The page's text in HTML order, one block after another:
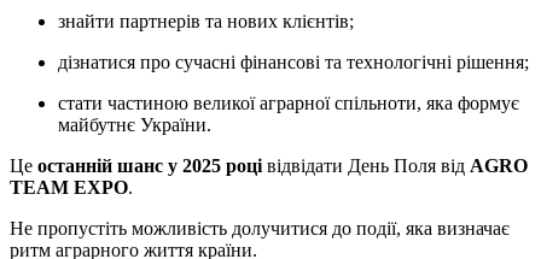
знайти партнерів та нових клієнтів;
дізнатися про сучасні фінансові та технологічні рішення;
стати частиною великої аграрної спільноти, яка формує
майбутнє України.
Це останній шанс у 2025 році відвідати День Поля від AGRO
TEAM EXPO.
Не пропустіть можливість долучитися до події, яка визначає
ритм аграрного життя країни.